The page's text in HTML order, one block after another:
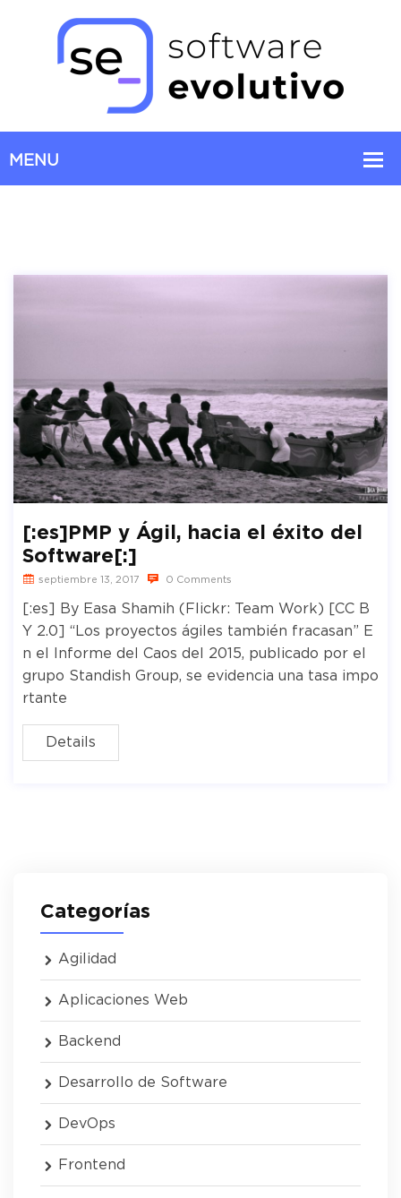
[:es]PMP y Ágil, hacia el éxito del
Software[:]
septiembre 13, 2017 0 Comments
[:es] By Easa Shamih (Flickr: Team Work) [CC B
Y 2.0] “Los proyectos ágiles también fracasan” E
n el Informe del Caos del 2015, publicado por el
grupo Standish Group, se evidencia una tasa impo
rtante
Details
Categorías
Agilidad
Aplicaciones Web
Backend
Desarrollo de Software
DevOps
Frontend